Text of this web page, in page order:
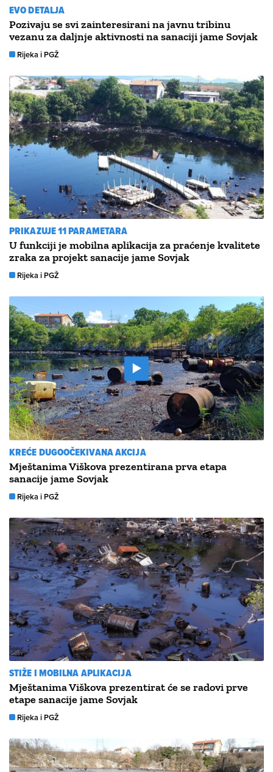
EVO DETALJA
Pozivaju se svi zainteresirani na javnu tribinu
vezanu za daljnje aktivnosti na sanaciji jame Sovjak
Rijeka i PGŽ
PRIKAZUJE 11 PARAMETARA
U funkciji je mobilna aplikacija za praćenje kvalitete
zraka za projekt sanacije jame Sovjak
Rijeka i PGŽ
KREĆE DUGOOČEKIVANA AKCIJA
Mještanima Viškova prezentirana prva etapa
sanacije jame Sovjak
Rijeka i PGŽ
STIŽE I MOBILNA APLIKACIJA
Mještanima Viškova prezentirat će se radovi prve
etape sanacije jame Sovjak
Rijeka i PGŽ